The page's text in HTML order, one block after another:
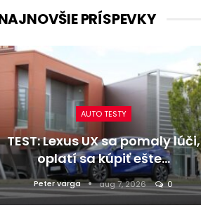
PRÍSPEVKY
AUTO TESTY
TEST: Lexus UX sa pomaly lúči,
oplatí sa kúpiť ešte…
Peter varga aug 7, 2026 0